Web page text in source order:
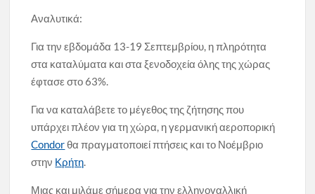
Αναλυτικά:
Για την εβδομάδα 13-19 Σεπτεμβρίου, η πληρότητα
στα καταλύματα και στα ξενοδοχεία όλης της χώρας
έφτασε στο 63%.
Για να καταλάβετε το μέγεθος της ζήτησης που
υπάρχει πλέον για τη χώρα, η γερμανική αεροπορική
Condorθα πραγματοποιεί πτήσεις και το Νοέμβριο
στην Κρήτη
Μιας και μιλάμε σήμερα για την ελληνογαλλική